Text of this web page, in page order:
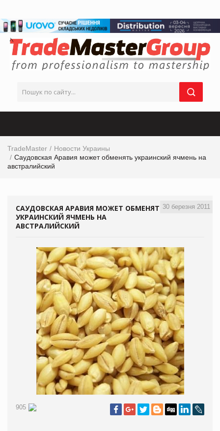
TradeMaster
Новости Украины
Саудовская Аравия может обменять украинский ячмень на
австралийский
30 березня 2011
САУДОВСКАЯ АРАВИЯ МОЖЕТ ОБМЕНЯТЬ
УКРАИНСКИЙ ЯЧМЕНЬ НА
АВСТРАЛИЙСКИЙ
905